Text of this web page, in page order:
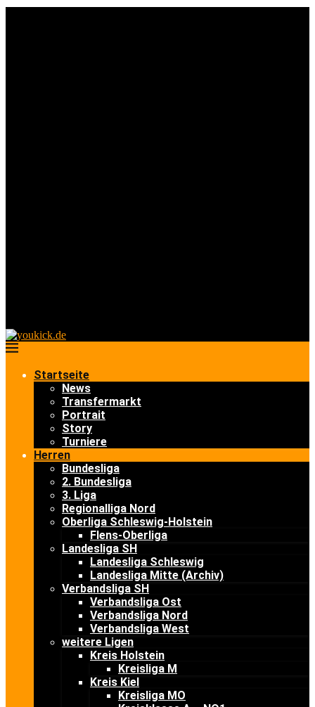
Startseite
News
Transfermarkt
Portrait
Story
Turniere
Herren
Bundesliga
2. Bundesliga
3. Liga
Regionalliga Nord
Oberliga Schleswig-Holstein
Flens-Oberliga
Landesliga SH
Landesliga Schleswig
Landesliga Mitte (Archiv)
Verbandsliga SH
Verbandsliga Ost
Verbandsliga Nord
Verbandsliga West
weitere Ligen
Kreis Holstein
Kreisliga M
Kreis Kiel
Kreisliga MO